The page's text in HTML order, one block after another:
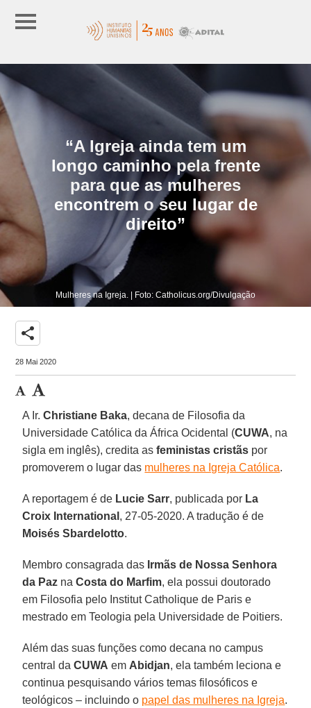
“A Igreja ainda tem um
longo caminho pela frente
para que as mulheres
encontrem o seu lugar de
direito”
Mulheres na Igreja. | Foto: Catholicus.org/Divulgação
share
28 Mai 2020
A Ir. Christiane Baka, decana de Filosofia da
Universidade Católica da África Ocidental (CUWA, na
sigla em inglês), credita asfeministas cristãs por
promoverem o lugar das mulheres na Igreja Católica.
A reportagem é de Lucie Sarr, publicada por La
Croix International , 27-05-2020. A tradução é de
Moisés Sbardelotto.
Membro consagrada das Irmãs de Nossa Senhora
da Paz naCosta do Marfim, ela possui doutorado
em Filosofia pelo Institut Catholique de Paris e
mestrado em Teologia pela Universidade de Poitiers.
Além das suas funções como decana no campus
central daCUWA em Abidjan, ela também leciona e
continua pesquisando vários temas filosóficos e
teológicos – incluindo o papel das mulheres na Igreja.